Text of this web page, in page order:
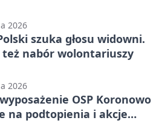
2026
szuka głosu widowni.
też nabór wolontariuszy
2026
OSP Koronowo
na podtopienia i akcje